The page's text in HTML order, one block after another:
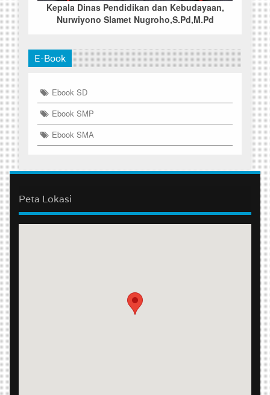
Kepala Dinas Pendidikan dan Kebudayaan,
Nurwiyono Slamet Nugroho,S.Pd,M.Pd
E-Book
Ebook SD
Ebook SMP
Ebook SMA
Peta Lokasi